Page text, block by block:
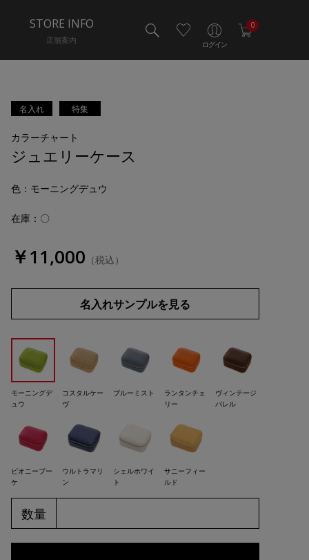
ログイン
0
STORE INFO
店舗案内
名入れ 特集
カラーチャート
ジュエリーケース
色 ：モーニングデュウ
在庫：〇
￥11,000 （税込）
名入れサンプルを見る
モーニングデ
ュウ
コスタルケー
ヴ
ブルーミスト
ランタンチェ
リー
ヴィンテージ
バレル
ピオニーブー
ケ
ウルトラマリ
ン
シェルホワイ
ト
サニーフィー
ルド
数量